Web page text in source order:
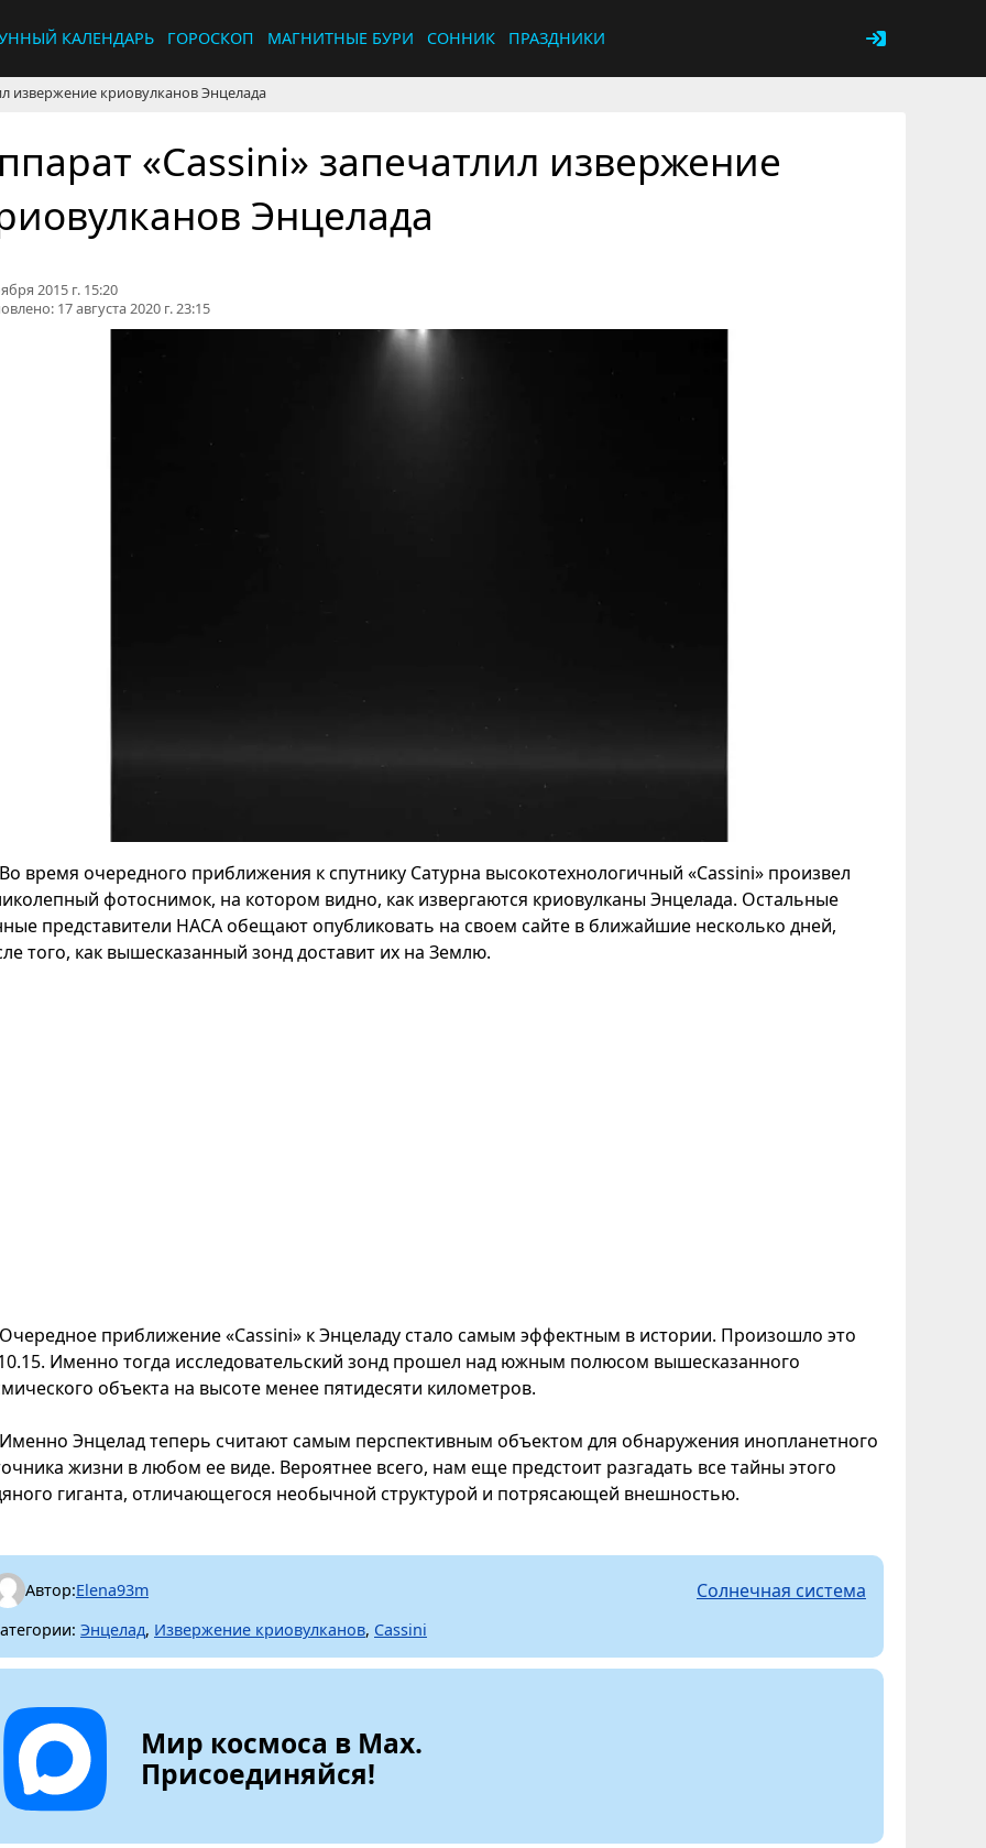
КАЛЕНДАРЬ ГОРОСКОП МАГНИТНЫЕ БУРИ СОННИК ПРАЗДНИКИ
извержение криовулканов Энцелада
«Cassini» запечатлил извержение
Энцелада
2015 г. 15:20
17 августа 2020 г. 23:15
Во время очередного приближения к спутнику Сатурна высокотехнологичный «Cassini» произвел
фотоснимок, на котором видно, как извергаются криовулканы Энцелада. Остальные
представители НАСА обещают опубликовать на своем сайте в ближайшие несколько дней,
того, как вышесказанный зонд доставит их на Землю.
Очередное приближение «Cassini» к Энцеладу стало самым эффектным в истории. Произошло это
Именно тогда исследовательский зонд прошел над южным полюсом вышесказанного
объекта на высоте менее пятидесяти километров.
Именно Энцелад теперь считают самым перспективным объектом для обнаружения инопланетного
жизни в любом ее виде. Вероятнее всего, нам еще предстоит разгадать все тайны этого
гиганта, отличающегося необычной структурой и потрясающей внешностью.
Автор:Elena93m Солнечная система
Энцелад, Извержение криовулканов, Cassini
Мир космоса в Max.
Присоединяйся!